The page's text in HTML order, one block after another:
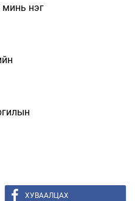
минь нэг
ХУВААЛЦАХ